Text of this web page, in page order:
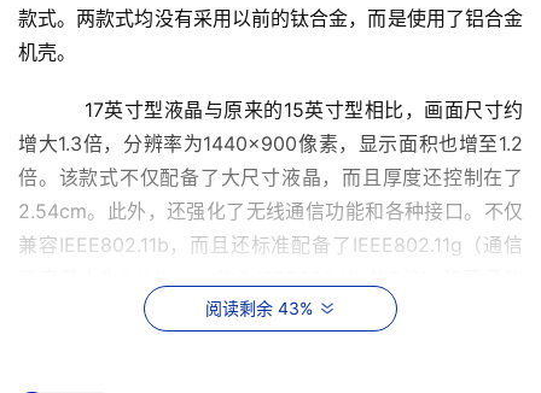
款式。两款式均没有采用以前的钛合金，而是使用了铝合金
机壳。
17英寸型液晶与原来的15英寸型相比，画面尺寸约
增大1.3倍，分辨率为1440×900像素，显示面积也增至1.2
倍。该款式不仅配备了大尺寸液晶，而且厚度还控制在了
2.54cm。此外，还强化了无线通信功能和各种接口。不仅
兼容IEEE802.11b，而且还标准配备了IEEE802.11g（通信
能。以太网接口标准配备了传输速度约为原来2倍（即
阅读剩余 43%